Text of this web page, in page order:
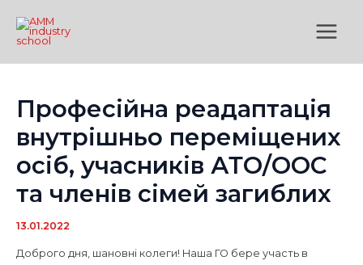
вмісту
Menu
Професійна реадаптація
внутрішньо переміщених
осіб, учасників АТО/ООС
та членів сімей загиблих
13.01.2022
Доброго дня, шановні колеги! Наша ГО бере участь в